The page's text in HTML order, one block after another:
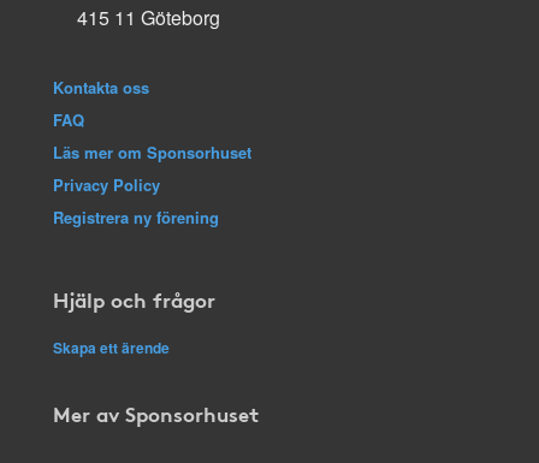
415 11 Göteborg
Kontakta oss
FAQ
Läs mer om Sponsorhuset
Privacy Policy
Registrera ny förening
Hjälp och frågor
Skapa ett ärende
Mer av Sponsorhuset